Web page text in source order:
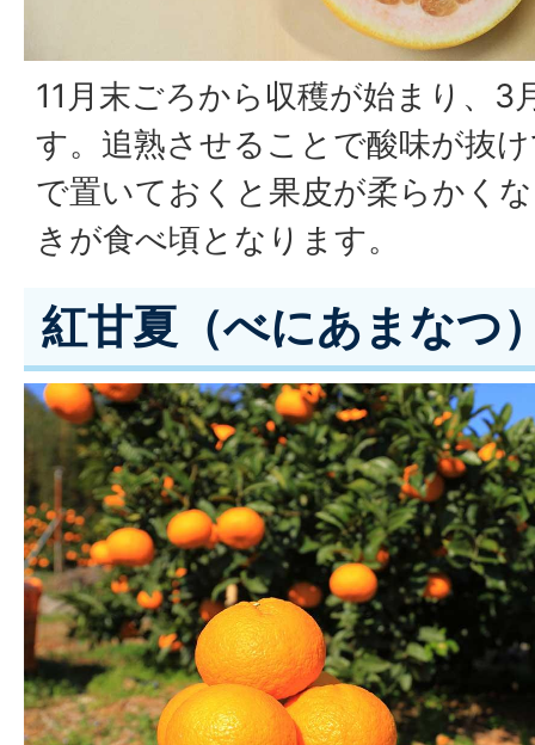
11月末ごろから収穫が始まり、3
す。追熟させることで酸味が抜
で置いておくと果皮が柔らかく
きが食べ頃となります。
紅甘夏（べにあまなつ